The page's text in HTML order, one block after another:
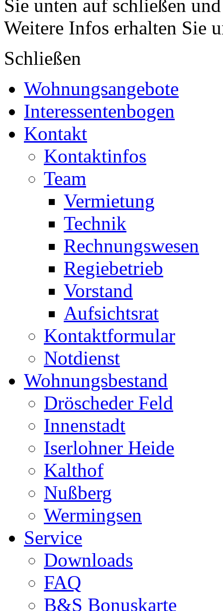
Sie unten auf schließen
Weitere Infos erhalten Sie
Schließen
Wohnungsangebote
Interessentenbogen
Kontakt
Kontaktinfos
Team
Vermietung
Technik
Rechnungswesen
Regiebetrieb
Vorstand
Aufsichtsrat
Kontaktformular
Notdienst
Wohnungsbestand
Dröscheder Feld
Innenstadt
Iserlohner Heide
Kalthof
Nußberg
Wermingsen
Service
Downloads
FAQ
B&S Bonuskarte